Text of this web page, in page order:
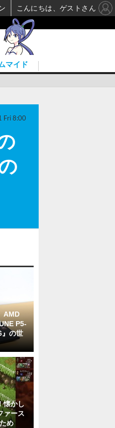
マイド
Fri 8:00
AMD
P5-
の世
懐かし
ァース
め
こんにちは、ゲストさん